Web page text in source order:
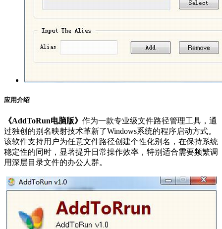
应用介绍
《AddToRun电脑版》 作为一款专业级文件路径管理工具，通
过独创的别名映射技术革新了Windows系统的程序启动方式。
该软件支持用户为任意文件路径创建个性化别名，在保持系统
稳定性的同时，显著提升日常操作效率，特别适合需要频繁调
用深层目录文件的办公人群。